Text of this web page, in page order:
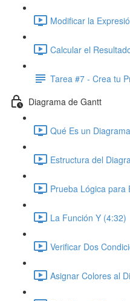
Modificar la
Calcular el
Tarea #7 - Crea tu
Diagrama de Gantt
Qué Es un
Estructura del
Prueba Lógica para
La Función Y (4:32)
Verificar Dos
Asignar Colores al